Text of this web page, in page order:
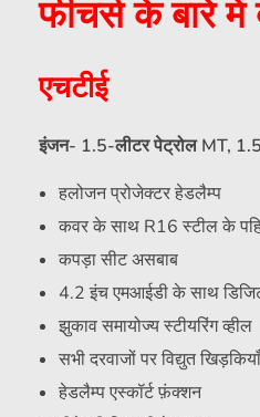
फीचर्स के बारे में
एचटीई
इंजन- 1.5-लीटर पेट्रोल MT,
हलोजन प्रोजेक्टर हेडलैम्प
कवर के साथ R16 स्टील के
कपड़ा सीट असबाब
4.2 इंच एमआईडी के साथ
झुकाव समायोज्य स्टीयरिंग व्हील
सभी दरवाजों पर विद्युत खिड़कियाँ
हेडलैम्प एस्कॉर्ट फ़ंक्शन